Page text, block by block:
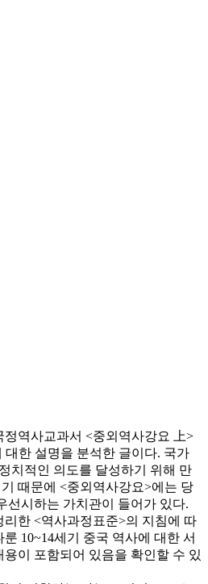
역사교과서 <중외역사강요 上>
대한 설명을 분석한 글이다. 국가
치적인 의도를 달성하기 위해 만
때문에 <중외역사강요>에는 당
선시하는 가치관이 들어가 있다.
한 <역사과정표준>의 지침에 따
10~14세기 중국 역사에 대한 서
이 포함되어 있음을 확인할 수 있